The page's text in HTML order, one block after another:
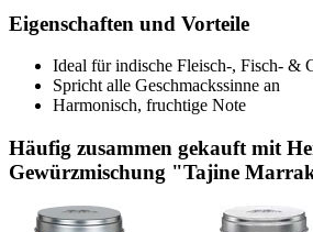
Eigenschaften und Vorteile
Ideal für indische Fleisch-, Fisch- &
Spricht alle Geschmackssinne an
Harmonisch, fruchtige Note
Häufig zusammen gekauft mit
Gewürzmischung "Tajine